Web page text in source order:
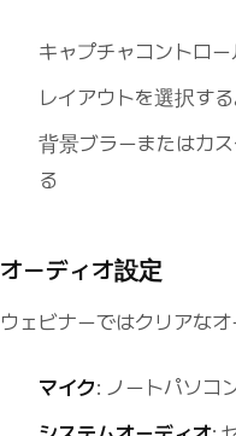
キャプチャコントロ
レイアウトを選択す
背景ブラーまたはカ
る
オーディオ設定
ウェビナーではクリアな
マイク: ノートパソコ